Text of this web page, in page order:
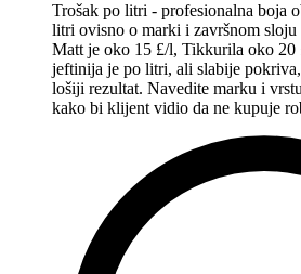
Trošak po litri - profesionalna boja
litri ovisno o marki i završnom
Matt je oko 15 £/l, Tikkurila oko
jeftinija je po litri, ali slabije
lošiji rezultat. Navedite marku i
kako bi klijent vidio da ne kupuje